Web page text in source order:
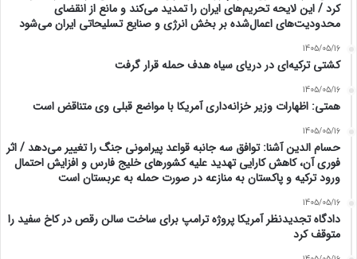
کرد / این لایحه تحریم‌های ایران را تمدید می‌کند و مانع از انقضای
محدودیت‌های اعمال‌شده بر بخش انرژی و صنایع تسلیحاتی ایران می‌شود
1405/05/16
کشتی ترکیه‌ای در دریای سیاه هدف حمله قرار گرفت
1405/05/16
همتی: اظهارات وزیر خزانه‌داری آمریکا با مواضع قبلی وی متناقض است
1405/05/16
حسام الدین آشنا: توافق سه جانبه قواعد پیرامونی جنگ را تغییر می‌دهد / اثر
فوری آن، کاهش کارایی تهدید علیه کشور‌های خلیج فارس و افزایش احتمال
ورود ترکیه و پاکستان به منازعه در صورت حمله به عربستان است
1405/05/16
دادگاه تجدیدنظر آمریکا پروژه ترامپ برای ساخت سالن رقص در کاخ سفید را
متوقف کرد